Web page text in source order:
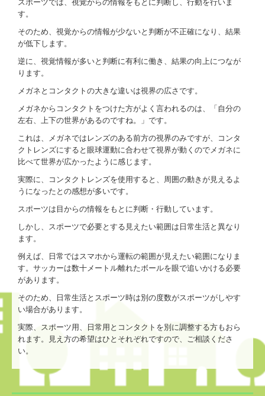
スポーツでは、視覚からの情報をもとに判断し、行動を行いま
す。
そのため、視覚からの情報が少ないと判断が不正確になり、結果
が低下します。
逆に、視覚情報が多いと判断に有利に働き、結果の向上につなが
ります。
メガネとコンタクトの大きな違いは視界の広さです。
メガネからコンタクトをつけた方がよく言われるのは、「自分の
左右、上下の世界があるのですね。」です。
これは、メガネではレンズのある前方の視界のみですが、コンタ
クトレンズにすると眼球運動に合わせて視界が動くのでメガネに
比べて世界が広かったように感じます。
実際に、コンタクトレンズを使用すると、周囲の動きが見えるよ
うになったとの感想が多いです。
スポーツは目からの情報をもとに判断・行動しています。
しかし、スポーツで必要とする見えたい範囲は日常生活と異なり
ます。
例えば、日常ではスマホから運転の範囲が見えたい範囲になりま
す。サッカーは数十メートル離れたボールを眼で追いかける必要
があります。
そのため、日常生活とスポーツ時は別の度数がスポーツがしやす
い場合があります。
実際、スポーツ用、日常用とコンタクトを別に調整する方もおら
れます。見え方の希望はひとそれぞれですので、ご相談くださ
い。